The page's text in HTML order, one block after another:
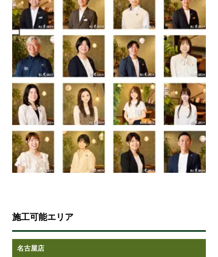
施工可能エリア
名古屋店